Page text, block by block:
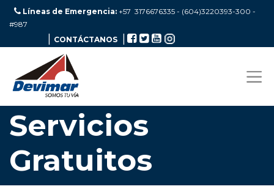
Líneas de Emergencia: +57 3176676335 - (604)3220393-300 -
#987
CONTÁCTANOS
Servicios
Gratuitos